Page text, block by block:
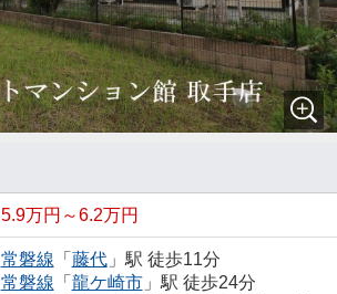
5.9万円～6.2万円
常磐線 「 藤代」駅 徒歩11分
常磐線 「 龍ケ崎市」駅 徒歩24分